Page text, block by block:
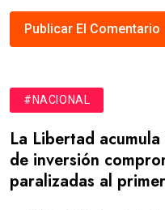
#NACIONAL
La Libertad
de inversión
paralizadas al